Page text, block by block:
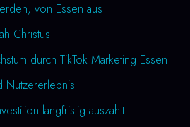
von Essen aus
Christus
durch TikTok Marketing Essen
Nutzererlebnis
langfristig auszahlt